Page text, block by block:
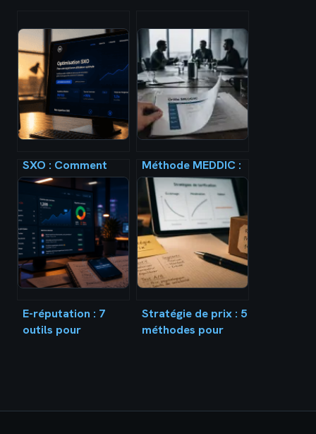
SXO : Comment
l’expérience
utilisateur booste
vos positions sur
Google
Méthode MEDDIC :
6 piliers pour
sécuriser vos
ventes complexes
et fiabiliser votre
pipeline
E-réputation : 7
outils pour
Stratégie de prix : 5
méthodes pour